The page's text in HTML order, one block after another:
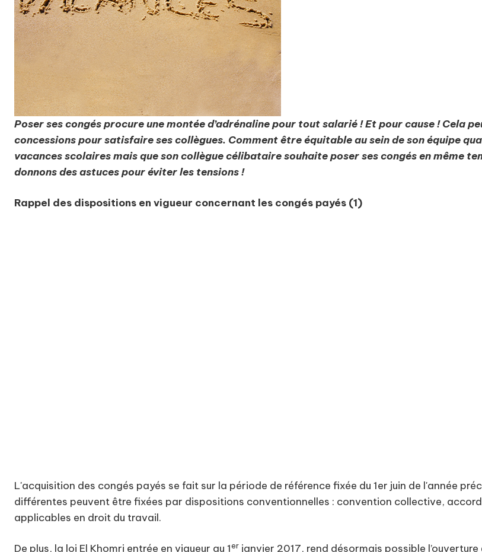
Poser ses congés procure une montée d’adrénaline pour tout salarié ! Et pour cause ! Cela
concessions pour satisfaire ses collègues. Comment être équitable au sein de son équipe
vacances scolaires mais que son collègue célibataire souhaite poser ses congés en même
donnons des astuces pour éviter les tensions !
Rappel des dispositions en vigueur concernant les congés payés (1)
L'acquisition des congés payés se fait sur la période de référence fixée du 1er juin de l'année
différentes peuvent être fixées par dispositions conventionnelles : convention collective,
applicables en droit du travail.
De plus, la loi El Khomri entrée en vigueur au 1er janvier 2017, rend désormais possible